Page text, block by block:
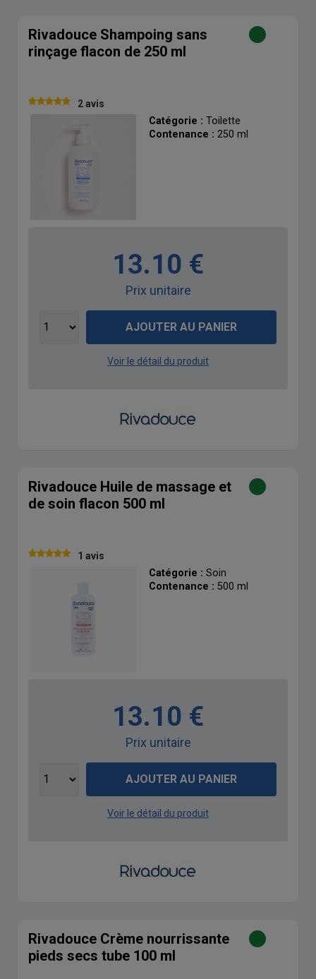
Rivadouce Shampoing sans
rinçage flacon de 250 ml
2 avis
Catégorie : Toilette
Contenance : 250 ml
13.10 €
Prix unitaire
AJOUTER AU PANIER
Voir le détail du produit
Rivadouce Huile de massage et
de soin flacon 500 ml
1 avis
Catégorie : Soin
Contenance : 500 ml
13.10 €
Prix unitaire
AJOUTER AU PANIER
Voir le détail du produit
Rivadouce Crème nourrissante
pieds secs tube 100 ml